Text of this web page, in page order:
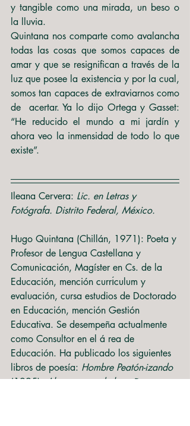
y tangible como una mirada, un beso o
la lluvia.
Quintana nos comparte como avalancha
todas las cosas que somos capaces de
amar y que se resignifican a través de la
luz que posee la existencia y por la cual,
somos tan capaces de extraviarnos como
de  acertar. Ya lo dijo Ortega y Gasset:
“He reducido el mundo a mi jardín y
ahora veo la inmensidad de todo lo que
existe”.
Ileana Cervera: Lic. en Letras y
Fotógrafa. Distrito Federal, México.
Hugo Quintana (Chillán, 1971): Poeta y
Profesor de Lengua Castellana y
Comunicación, Magíster en Cs. de la
Educación, mención currı́culum y
evaluación, cursa estudios de Doctorado
en Educación, mención Gestión
Educativa. Se desempeña actualmente
como Consultor en el á rea de
Educación. Ha publicado los siguientes
libros de poesía: Hombre Peatón-izando
(1995), Algo acerca de los años